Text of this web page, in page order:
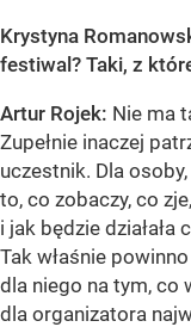
Krystyna
festiwal? Taki, z
Artur Rojek: Nie ma
Zupełnie inaczej
uczestnik. Dla
to, co zobaczy, co
i jak będzie działała
Tak właśnie
dla niego na tym, co
dla organizatora